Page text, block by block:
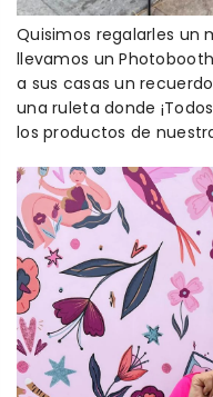
Quisimos regalarles un
llevamos un
a sus casas un
una ruleta donde
los productos de